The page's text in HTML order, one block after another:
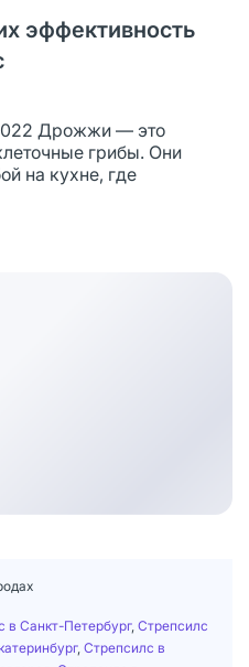
эффективность
Дрожжи — это
грибы. Они
на кухне, где
в Санкт-Петербург, Стрепсилс
, Стрепсилс в